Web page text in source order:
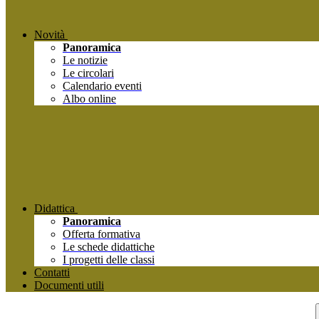
Novità
Panoramica
Le notizie
Le circolari
Calendario eventi
Albo online
Didattica
Panoramica
Offerta formativa
Le schede didattiche
I progetti delle classi
Contatti
Documenti utili